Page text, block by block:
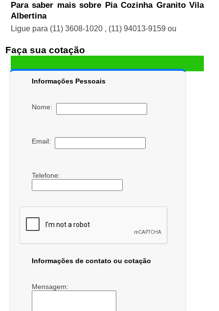
Para saber mais sobre Pia Cozinha Granito Vila
Albertina
Ligue para (11) 3608-1020 , (11) 94013-9159 ou
Faça sua cotação
Informações Pessoais
Nome:
Email:
Telefone:
Informações de contato ou cotação
Mensagem: